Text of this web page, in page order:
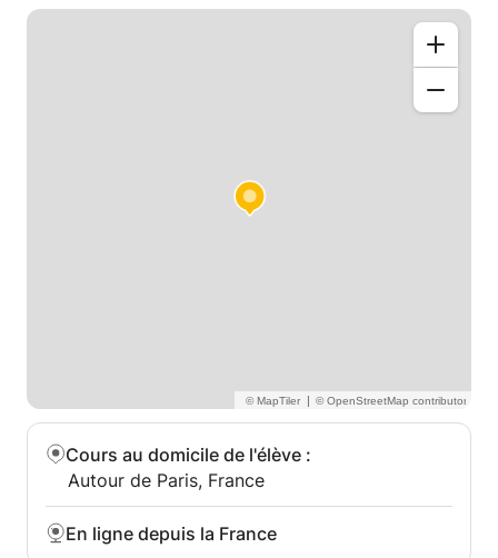
|
Cours au domicile de l'élève :
Autour de Paris, France
En ligne depuis la France